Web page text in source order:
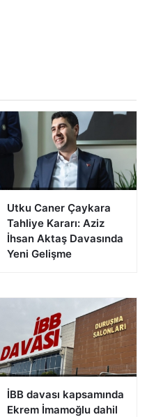
Utku Caner Çaykara
Tahliye Kararı: Aziz
İhsan Aktaş Davasında
Yeni Gelişme
İBB davası kapsamında
Ekrem İmamoğlu dahil